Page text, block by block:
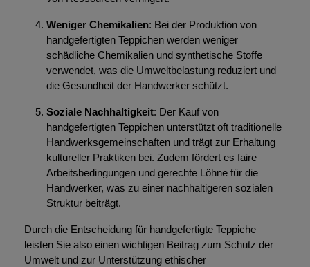
Weniger Chemikalien: Bei der Produktion von
handgefertigten Teppichen werden weniger
schädliche Chemikalien und synthetische Stoffe
verwendet, was die Umweltbelastung reduziert und
die Gesundheit der Handwerker schützt.
Soziale Nachhaltigkeit: Der Kauf von
handgefertigten Teppichen unterstützt oft traditionelle
Handwerksgemeinschaften und trägt zur Erhaltung
kultureller Praktiken bei. Zudem fördert es faire
Arbeitsbedingungen und gerechte Löhne für die
Handwerker, was zu einer nachhaltigeren sozialen
Struktur beiträgt.
Durch die Entscheidung für handgefertigte Teppiche
leisten Sie also einen wichtigen Beitrag zum Schutz der
Umwelt und zur Unterstützung ethischer